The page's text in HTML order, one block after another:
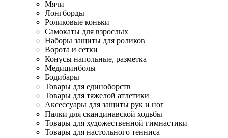
Мячи
Лонгборды
Роликовые коньки
Самокаты для взрослых
Наборы защиты для роликов
Ворота и сетки
Конусы напольные, разметка
Медицинболы
Бодибары
Товары для единоборств
Товары для тяжелой атлетики
Аксессуары для защиты рук и ног
Палки для скандинавской ходьбы
Товары для художественной гимнастики
Товары для настольного тенниса